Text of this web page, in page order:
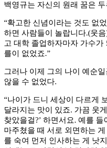
백영규는 자신의 원래 꿈은
“확고한 신념이라는 것도 없
하면 사람들이 놀랍니다.(웃
고 대학 졸업하자마자 가수가
를이 없었죠.”
그러나 이제 그의 나이 예순
않을 수 없었다.
“나이가 드니 세상이 다르게
달라지는 맛이 있죠. 가끔 웃
찾았을걸?’ 하면서요. 예를
마주쳤을 때 서로 외면하는
를 숙여 먼저 인사하는 게 낫